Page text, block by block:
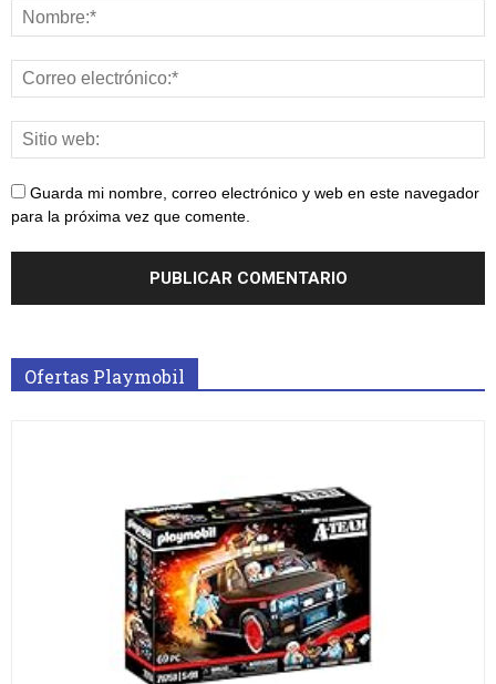
Guarda mi nombre, correo electrónico y web en este navegador
para la próxima vez que comente.
Ofertas Playmobil